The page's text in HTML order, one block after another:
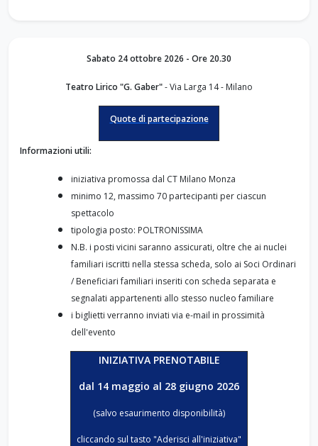
Sabato 24 ottobre 2026 - Ore 20.30
Teatro Lirico "G. Gaber"-Via Larga 14 - Milano
Quote di partecipazione
Informazioni utili:
iniziativa promossa dal CT Milano Monza
minimo 12, massimo 70 partecipanti per ciascun
spettacolo
tipologia posto: POLTRONISSIMA
N.B. i posti vicini saranno assicurati, oltre che ai nuclei
familiari iscritti nella stessa scheda, solo ai Soci Ordinari
/ Beneficiari familiari inseriti con scheda separata e
segnalati appartenenti allo stesso nucleo familiare
i biglietti verranno inviati via e-mail in prossimità
dell'evento
INIZIATIVA PRENOTABILE
dal 14 maggio al 28 giugno 2026
(salvo esaurimento disponibilità)
cliccando sul tasto "Aderisci all'iniziativa"